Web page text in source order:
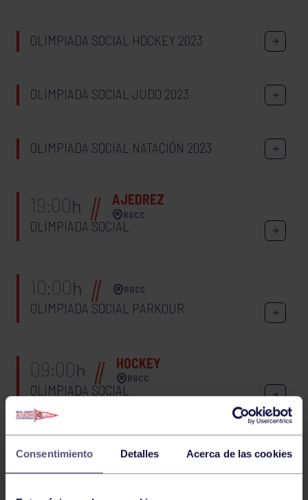
Consentimiento Detalles Acerca de las cookies
OLIMPIADA SOCIAL HOCKEY 2023
OLIMPIADA SOCIAL JUDO 2023
OLIMPIADA SOCIAL NATACIÓN 2023
19:00h AJEDREZ
RGCC
OLIMPIADA SOCIAL
10:00h RGCC
OLIMPIADA SOCIAL PARKOUR
09:00h HOCKEY
RGCC
OLIMPIADA SOCIAL
17:00h RGCC
OLIMPIADA SOCIAL